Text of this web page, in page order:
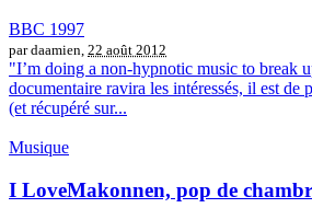
BBC 1997
par daamien, 22 août 2012
"I’m doing a non-hypnotic music to break
documentaire ravira les intéressés, il est de
(et récupéré sur...
Musique
I LoveMakonnen, pop de